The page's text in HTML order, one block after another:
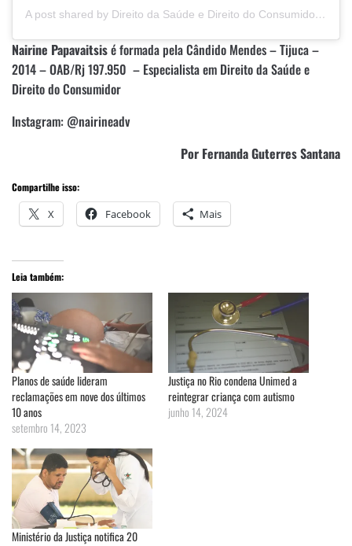
A post shared by Direito da Saúde e Direito do Consumidor
Nairine Papavaitsisé formada pela Cândido Mendes – Tijuca –
2014 – OAB/Rj 197.950 – Especialista em Direito da Saúde e
Direito do Consumidor
Instagram: @nairineadv
Por Fernanda Guterres Santana
Compartilhe isso:
X Facebook Mais
Leia também:
Planos de saúde lideram
reclamações em nove dos últimos
10 anos
setembro 14, 2023
Justiça no Rio condena Unimed a
reintegrar criança com autismo
junho 14, 2024
Ministério da Justiça notifica 20